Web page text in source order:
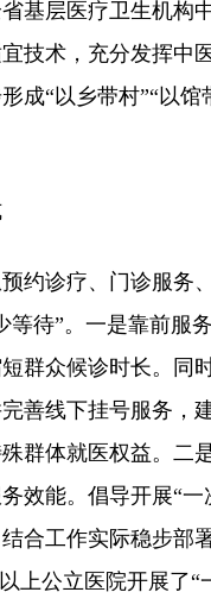
基层医疗卫生机构
技术，充分发挥中
成“以乡带村”“以
约诊疗、门诊服务
等待”。一是靠前服
群众候诊时长。同
善线下挂号服务，
群体就医权益。二
效能。倡导开展“
合工作实际稳步部
上公立医院开展了